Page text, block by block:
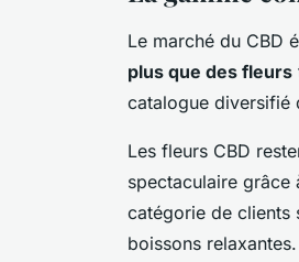
Le marché du CBD
plus que des fleurs
catalogue diversifié
Les fleurs CBD
spectaculaire grâce
catégorie de clients
boissons